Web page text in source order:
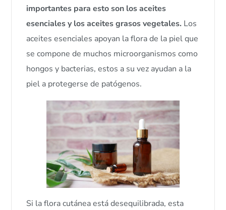
importantes para esto son los aceites
esenciales y los aceites grasos vegetales. Los
aceites esenciales apoyan la flora de la piel que
se compone de muchos microorganismos como
hongos y bacterias, estos a su vez ayudan a la
piel a protegerse de patógenos.
Si la flora cutánea está desequilibrada, esta